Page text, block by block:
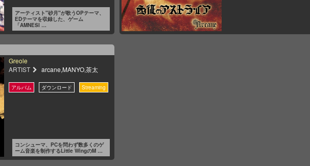
アーティスト"砂月"が歌うOPテーマ、
EDテーマを収録した、ゲーム
「AMNESI …
Greole
ARTIST
arcane,MANYO,茶太
コンシューマ、PCを問わず数多くのゲ
ーム音楽を制作するLittle WingのM …